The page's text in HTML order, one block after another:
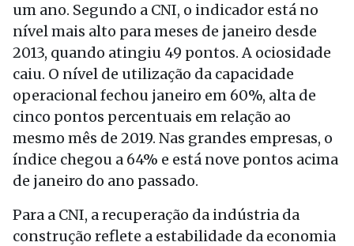
um ano. Segundo a CNI, o indicador está no
nível mais alto para meses de janeiro desde
2013, quando atingiu 49 pontos. A ociosidade
caiu. O nível de utilização da capacidade
operacional fechou janeiro em 60%, alta de
cinco pontos percentuais em relação ao
mesmo mês de 2019. Nas grandes empresas, o
índice chegou a 64% e está nove pontos acima
de janeiro do ano passado.
Para a CNI, a recuperação da indústria da
construção reflete a estabilidade da economia